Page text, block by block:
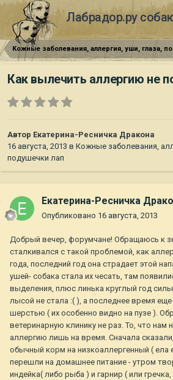
Лабрадор.ру
Как вылечить аллергию не
Автор Екатерина-Ресничка Дракона
16 августа, 2013 в Кожные заболевания,
подушечки лап
Екатерина-Ресничка
Опубликовано 16 августа, 2013
Добрый вечер, форумчане! Обращаюсь к
сталкивался с такой проблемой, как
года, последний год она страдает этой
ушей- собака стала их чесать, там
выделения, плюс линька круглый год
лысой не стала :( ), а последнее время
шерстью ( их особенно видно на пузе ).
ветеринарную клинику не раз. То, что нам
аллергию лишь на время. Сначала
обычный корм на низкоаллергенный ( ела
перешли на домашнее питание - утром
индейка( либо рыба ) и гарнир ( или